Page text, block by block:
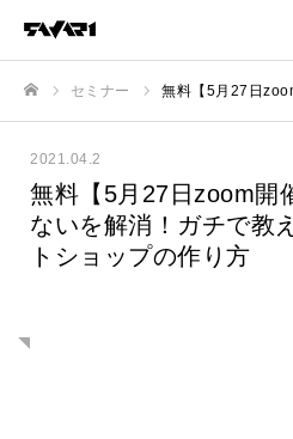
セミナー 無料【5月27日zoom開催】楽天市場の売
2021.04.2
無料【5月27日zoom開
ないを解消！ガチで教
トショップの作り方